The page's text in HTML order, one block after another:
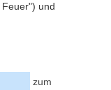
und
zum